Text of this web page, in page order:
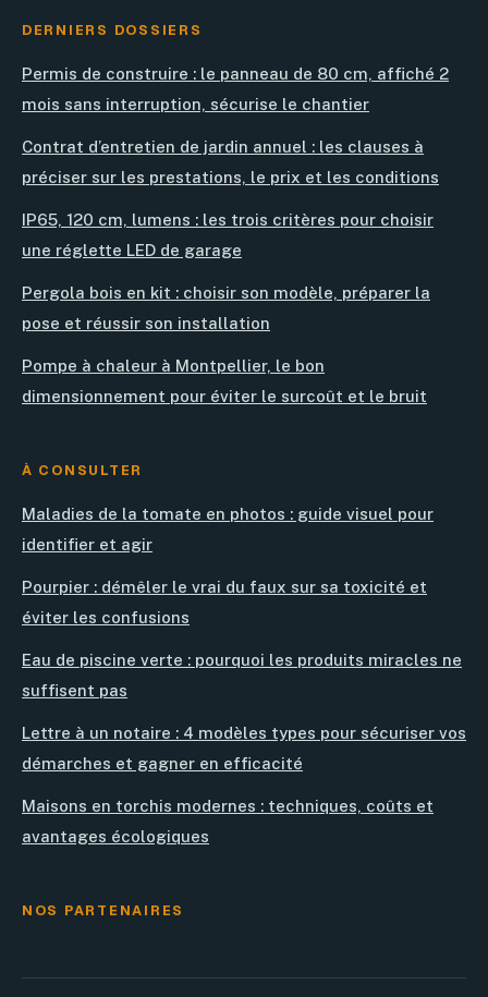
DERNIERS DOSSIERS
Permis de construire : le panneau de 80 cm, affiché 2
mois sans interruption, sécurise le chantier
Contrat d’entretien de jardin annuel : les clauses à
préciser sur les prestations, le prix et les conditions
IP65, 120 cm, lumens : les trois critères pour choisir
une réglette LED de garage
Pergola bois en kit : choisir son modèle, préparer la
pose et réussir son installation
Pompe à chaleur à Montpellier, le bon
dimensionnement pour éviter le surcoût et le bruit
À CONSULTER
Maladies de la tomate en photos : guide visuel pour
identifier et agir
Pourpier : démêler le vrai du faux sur sa toxicité et
éviter les confusions
Eau de piscine verte : pourquoi les produits miracles ne
suffisent pas
Lettre à un notaire : 4 modèles types pour sécuriser vos
démarches et gagner en efficacité
Maisons en torchis modernes : techniques, coûts et
avantages écologiques
NOS PARTENAIRES